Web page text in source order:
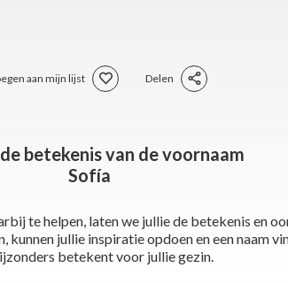
aan mijn lijst Delen
betekenis van de voornaam
Sofía
te helpen, laten we jullie de betekenis en
jullie inspiratie opdoen en een naam
betekent voor jullie gezin.